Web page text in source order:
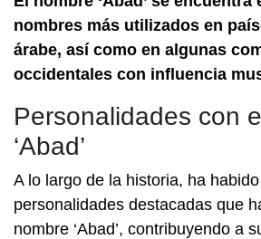
nombres más utilizados en
árabe, así como en algunas
occidentales con influencia
Personalidades con
‘Abad’
A lo largo de la historia, ha
personalidades destacadas que
nombre ‘Abad’, contribuyendo a